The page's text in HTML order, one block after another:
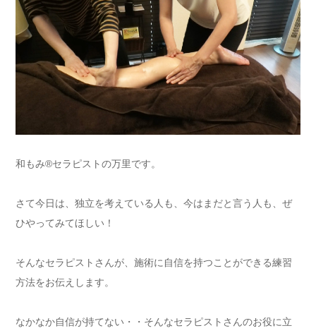
和もみ®セラピストの万里です。
さて今日は、独立を考えている人も、今はまだと言う人も、ぜ
ひやってみてほしい！
そんなセラピストさんが、施術に自信を持つことができる練習
方法をお伝えします。
なかなか自信が持てない・・そんなセラピストさんのお役に立